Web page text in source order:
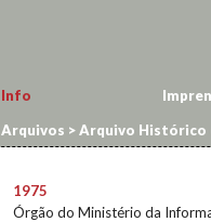
Info
Arquivos >Arquivo Histórico
1975
Órgão do Ministério da